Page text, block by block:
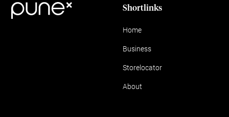
Shortlinks
Home
Business
Storelocator
About